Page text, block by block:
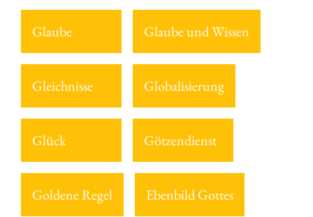
Glaube Glaube und Wissen
Gleichnisse Globalisierung
Glück Götzendienst
Goldene Regel Ebenbild Gottes